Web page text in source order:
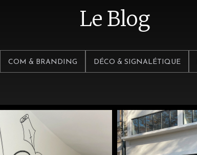
Le Blog
COM & BRANDING DÉCO & SIGNALÉTIQUE